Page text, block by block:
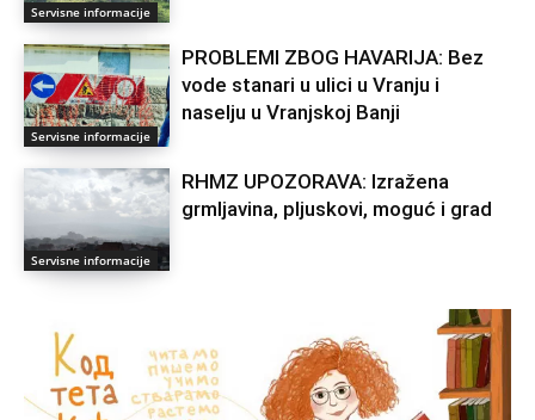
Servisne informacije
Servisne informacije
PROBLEMI ZBOG HAVARIJA: Bez
vode stanari u ulici u Vranju i
naselju u Vranjskoj Banji
Servisne informacije
RHMZ UPOZORAVA: Izražena
grmlјavina, plјuskovi, moguć i grad